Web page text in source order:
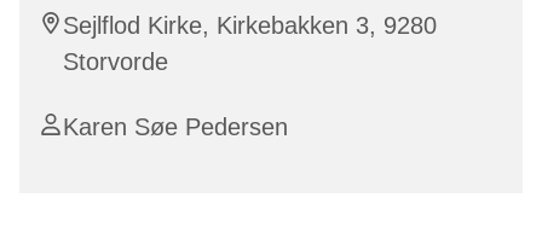
Sejlflod Kirke, Kirkebakken 3, 9280
Storvorde
Karen Søe Pedersen